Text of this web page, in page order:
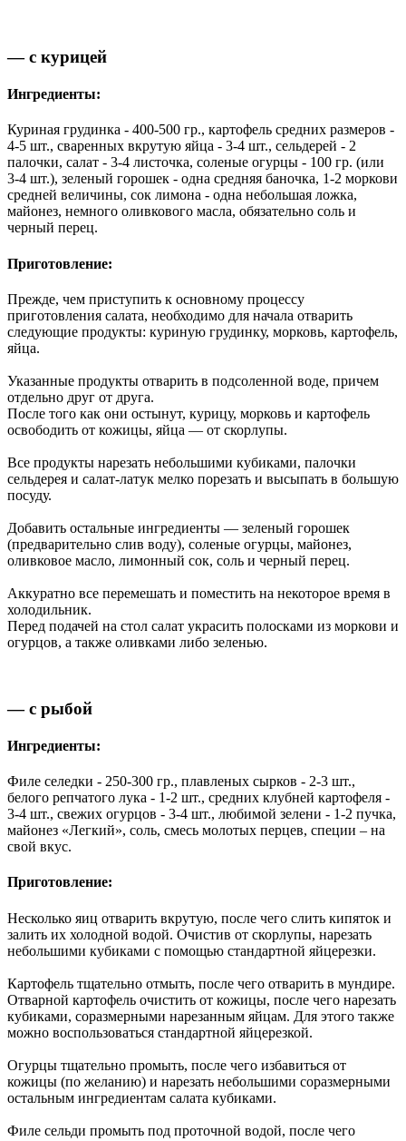
— с курицей
Ингредиенты:
Куриная грудинка - 400-500 гр., картофель средних размеров -
4-5 шт., сваренных вкрутую яйца - 3-4 шт., сельдерей - 2
палочки, салат - 3-4 листочка, соленые огурцы - 100 гр. (или
3-4 шт.), зеленый горошек - одна средняя баночка, 1-2 моркови
средней величины, сок лимона - одна небольшая ложка,
майонез, немного оливкового масла, обязательно соль и
черный перец.
Приготовление:
Прежде, чем приступить к основному процессу
приготовления салата, необходимо для начала отварить
следующие продукты: куриную грудинку, морковь, картофель,
яйца.
Указанные продукты отварить в подсоленной воде, причем
отдельно друг от друга.
После того как они остынут, курицу, морковь и картофель
освободить от кожицы, яйца — от скорлупы.
Все продукты нарезать небольшими кубиками, палочки
сельдерея и салат-латук мелко порезать и высыпать в большую
посуду.
Добавить остальные ингредиенты — зеленый горошек
(предварительно слив воду), соленые огурцы, майонез,
оливковое масло, лимонный сок, соль и черный перец.
Аккуратно все перемешать и поместить на некоторое время в
холодильник.
Перед подачей на стол салат украсить полосками из моркови и
огурцов, а также оливками либо зеленью.
— с рыбой
Ингредиенты:
Филе селедки - 250-300 гр., плавленых сырков - 2-3 шт.,
белого репчатого лука - 1-2 шт., средних клубней картофеля -
3-4 шт., свежих огурцов - 3-4 шт., любимой зелени - 1-2 пучка,
майонез «Легкий», соль, смесь молотых перцев, специи – на
свой вкус.
Приготовление:
Несколько яиц отварить вкрутую, после чего слить кипяток и
залить их холодной водой. Очистив от скорлупы, нарезать
небольшими кубиками с помощью стандартной яйцерезки.
Картофель тщательно отмыть, после чего отварить в мундире.
Отварной картофель очистить от кожицы, после чего нарезать
кубиками, соразмерными нарезанным яйцам. Для этого также
можно воспользоваться стандартной яйцерезкой.
Огурцы тщательно промыть, после чего избавиться от
кожицы (по желанию) и нарезать небольшими соразмерными
остальным ингредиентам салата кубиками.
Филе сельди промыть под проточной водой, после чего